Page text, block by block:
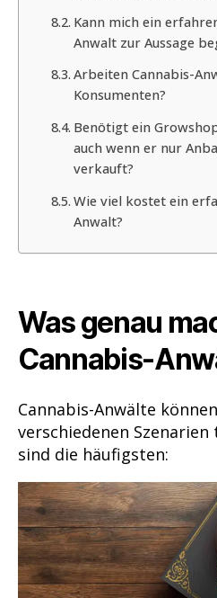
Kann mich ein
Anwalt zur Aussage
Arbeiten Cannabis-
Konsumenten?
Benötigt ein
auch wenn er nur
verkauft?
Wie viel kostet ein
Anwalt?
Was genau
Cannabis-
Cannabis-Anwälte
verschiedenen
sind die häufigsten: